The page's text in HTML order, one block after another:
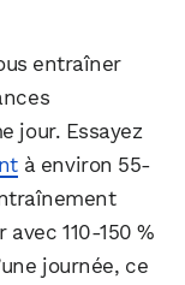
entraîner
jour. Essayez
à environ 55-
110-150 %
journée, ce